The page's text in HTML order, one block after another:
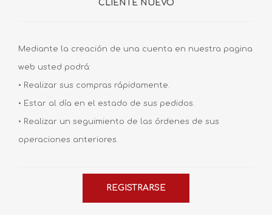
CLIENTE NUEVO
Mediante la creación de una cuenta en nuestra pagina
web usted podrá:
• Realizar sus compras rápidamente.
• Estar al día en el estado de sus pedidos.
• Realizar un seguimiento de las órdenes de sus
operaciones anteriores.